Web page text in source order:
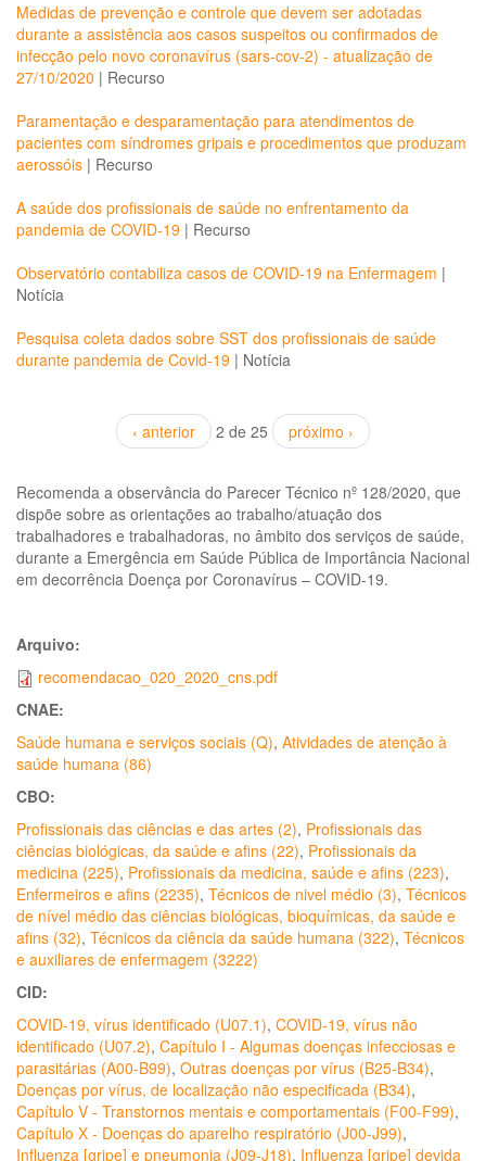
Medidas de prevenção e controle que devem ser adotadas
durante a assistência aos casos suspeitos ou confirmados de
infecção pelo novo coronavírus (sars-cov-2) - atualização de
27/10/2020 | Recurso
Paramentação e desparamentação para atendimentos de
pacientes com síndromes gripais e procedimentos que produzam
aerossóis | Recurso
A saúde dos profissionais de saúde no enfrentamento da
pandemia de COVID-19 | Recurso
Observatório contabiliza casos de COVID-19 na Enfermagem |
Notícia
Pesquisa coleta dados sobre SST dos profissionais de saúde
durante pandemia de Covid-19 | Notícia
‹ anterior 2 de 25 próximo ›
Recomenda a observância do Parecer Técnico nº 128/2020, que
dispõe sobre as orientações ao trabalho/atuação dos
trabalhadores e trabalhadoras, no âmbito dos serviços de saúde,
durante a Emergência em Saúde Pública de Importância Nacional
em decorrência Doença por Coronavírus – COVID-19.
Arquivo:
recomendacao_020_2020_cns.pdf
CNAE:
Saúde humana e serviços sociais (Q), Atividades de atenção à
saúde humana (86)
CBO:
Profissionais das ciências e das artes (2), Profissionais das
ciências biológicas, da saúde e afins (22), Profissionais da
medicina (225), Profissionais da medicina, saúde e afins (223),
Enfermeiros e afins (2235), Técnicos de nivel médio (3), Técnicos
de nível médio das ciências biológicas, bioquímicas, da saúde e
afins (32), Técnicos da ciência da saúde humana (322), Técnicos
e auxiliares de enfermagem (3222)
CID:
COVID-19, vírus identificado (U07.1), COVID-19, vírus não
identificado (U07.2), Capítulo I - Algumas doenças infecciosas e
parasitárias (A00-B99), Outras doenças por vírus (B25-B34),
Doenças por vírus, de localização não especificada (B34),
Capítulo V - Transtornos mentais e comportamentais (F00-F99),
Capítulo X - Doenças do aparelho respiratório (J00-J99),
Influenza [gripe] e pneumonia (J09-J18), Influenza [gripe] devida